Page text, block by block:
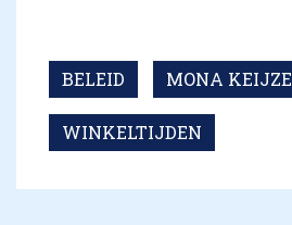
BELEID MONA
WINKELTIJDEN